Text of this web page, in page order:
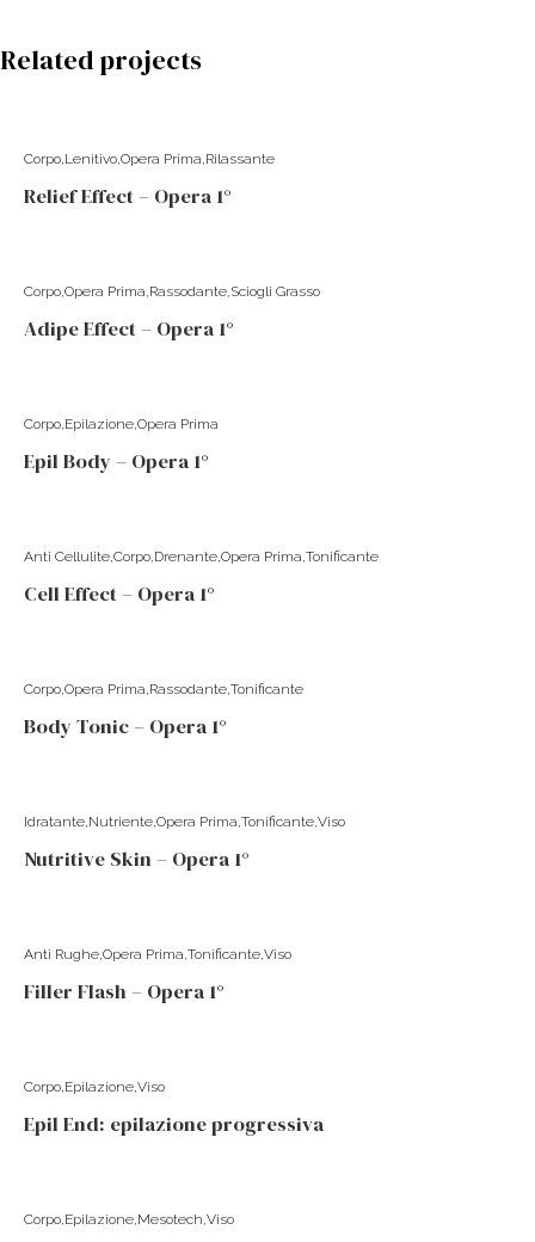
Related projects
Corpo Lenitivo Opera Prima Rilassante
Relief Effect – Opera 1°
Corpo Opera Prima Rassodante Sciogli Grasso
Adipe Effect – Opera 1°
Corpo Epilazione Opera Prima
Epil Body – Opera 1°
Anti Cellulite Corpo Drenante Opera Prima Tonificante
Cell Effect – Opera 1°
Corpo Opera Prima Rassodante Tonificante
Body Tonic – Opera 1°
Idratante Nutriente Opera Prima Tonificante Viso
Nutritive Skin – Opera 1°
Anti Rughe Opera Prima Tonificante Viso
Filler Flash – Opera 1°
Corpo Epilazione Viso
Epil End: epilazione progressiva
Corpo Epilazione Mesotech Viso